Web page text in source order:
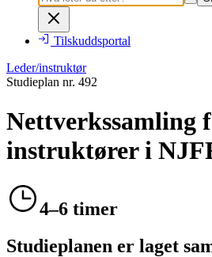
Tilskuddsportal
Leder/instruktør
Studieplan nr. 492
Nettverkssamling
instruktører i
4–6 timer
Studieplanen er laget